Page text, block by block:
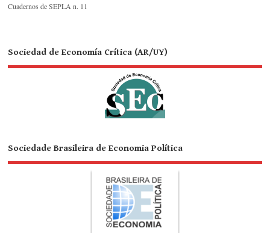
Cuadernos de SEPLA n. 11
Sociedad de Economía Crítica (AR/UY)
Sociedade Brasileira de Economia Política